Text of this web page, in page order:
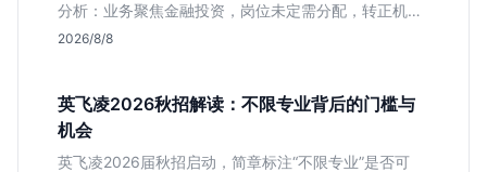
分析：业务聚焦金融投资，岗位未定需分配，转正机会
不明确。适合急需上海高含金量实习证明、想接触真实
2026/8/8
英飞凌2026秋招解读：不限专业背后的门槛与
机会
英飞凌2026届秋招启动，简章标注“不限专业”是否可